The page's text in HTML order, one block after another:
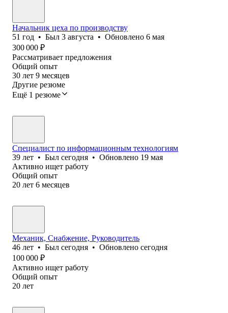
Начальник цеха по производству
51 год • Был 3 августа • Обновлено 6 мая
300 000 ₽
Рассматривает предложения
Общий опыт
30 лет 9 месяцев
Другие резюме
Ещё 1 резюме
Специалист по информационным технологиям
39 лет • Был сегодня • Обновлено 19 мая
Активно ищет работу
Общий опыт
20 лет 6 месяцев
Механик, Снабжение, Руководитель
46 лет • Был сегодня • Обновлено сегодня
100 000 ₽
Активно ищет работу
Общий опыт
20 лет